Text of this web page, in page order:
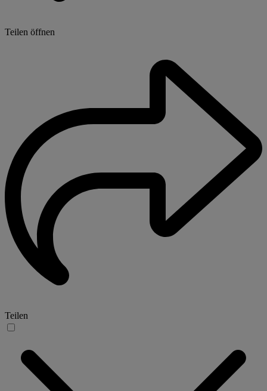
Teilen öffnen
Teilen